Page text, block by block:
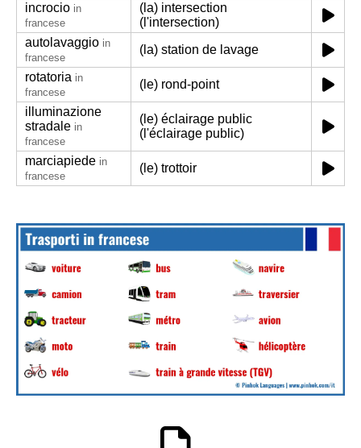
incrocio in
francese
(la) intersection
(l'intersection)
autolavaggio in
francese
(la) station de lavage
rotatoria in
francese
(le) rond-point
illuminazione
stradale in
francese
(le) éclairage public
(l'éclairage public)
marciapiede in
francese
(le) trottoir